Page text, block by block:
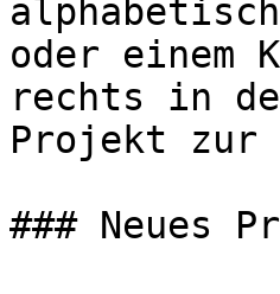
oder einem
rechts in
Projekt zur
### Neues